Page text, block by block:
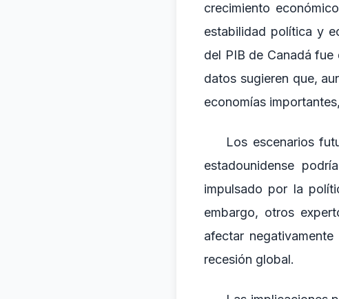
crecimiento
estabilidad política y
del PIB de Canadá
datos sugieren que,
economías
Los escenarios
estadounidense
impulsado por la
embargo, otros
afectar
recesión global.